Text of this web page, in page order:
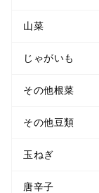
山菜
じゃがいも
その他根菜
その他豆類
玉ねぎ
唐辛子